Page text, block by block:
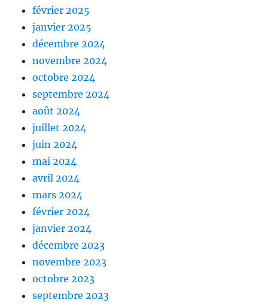
février 2025
janvier 2025
décembre 2024
novembre 2024
octobre 2024
septembre 2024
août 2024
juillet 2024
juin 2024
mai 2024
avril 2024
mars 2024
février 2024
janvier 2024
décembre 2023
novembre 2023
octobre 2023
septembre 2023